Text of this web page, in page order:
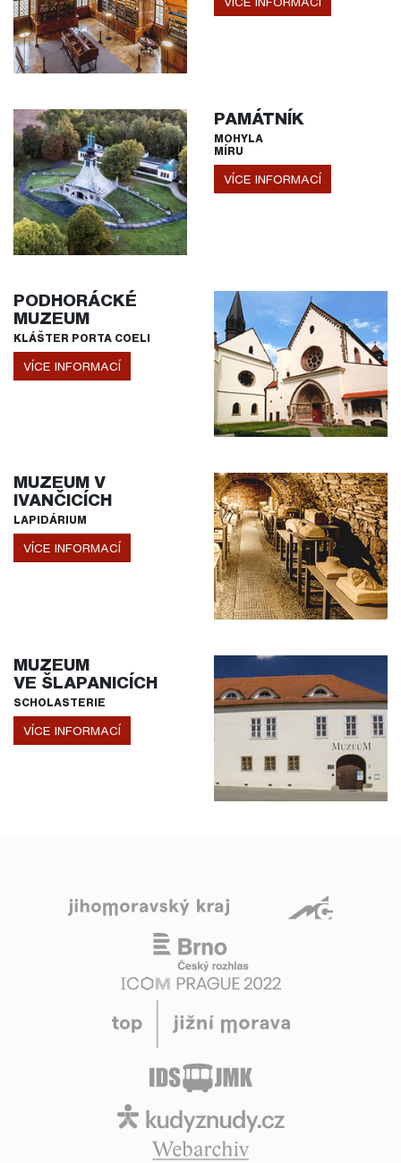
PAMÁTNÍK
MOHYLA
MÍRU
VÍCE INFORMACÍ
PODHORÁCKÉ
MUZEUM
KLÁŠTER PORTA COELI
VÍCE INFORMACÍ
MUZEUM V
IVANČICÍCH
LAPIDÁRIUM
VÍCE INFORMACÍ
MUZEUM
VE ŠLAPANICÍCH
SCHOLASTERIE
VÍCE INFORMACÍ